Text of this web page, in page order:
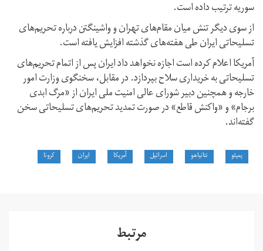
سوریه ترتیب داده است.
از سوی دیگر تنش میان مقام‌های تهران و واشینگتن درباره تحریم‌های
تسلیحاتی ایران طی هفته‌های گذشته افزایش یافته است.
آمریکا اعلام کرده است اجازه نخواهد داد ایران پس از اتمام تحریم‌های
تسلیحاتی به خریداری سلاح‌ بپردازد. در مقابل، سخنگوی وزارت امور
خارجه و همچنین دبیر شورای عالی امنیت ملی ایران از «مرگ ابدی
برجام» و «واکنش قاطع» در صورت تمدید تحریم‌های تسلیحاتی سخن
گفته‌اند.
پمپئو نتانیاهو اسرائیل آمریکا ایران کرونا
مرتبط